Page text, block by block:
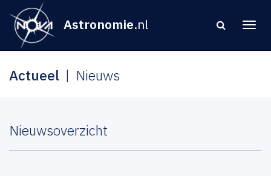
Astronomie.nl
Actueel Nieuws
Nieuwsoverzicht